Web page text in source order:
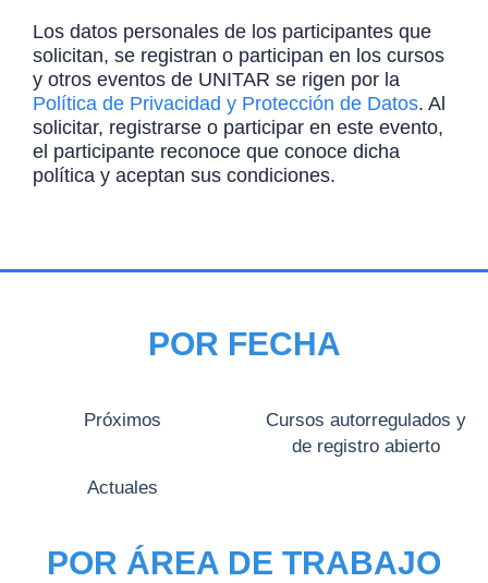
Los datos personales de los participantes que
solicitan, se registran o participan en los cursos
y otros eventos de UNITAR se rigen por la
Política de Privacidad y Protección de Datos. Al
solicitar, registrarse o participar en este evento,
el participante reconoce que conoce dicha
política y aceptan sus condiciones.
POR FECHA
Próximos
Cursos autorregulados y
de registro abierto
Actuales
POR ÁREA DE TRABAJO